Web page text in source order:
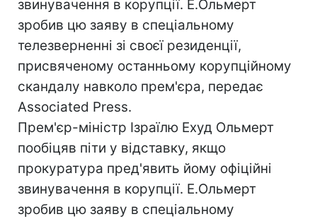
звинувачення в корупції. Е.Ольмерт
зробив цю заяву в спеціальному
телезверненні зі своєї резиденції,
присвяченому останньому корупційному
скандалу навколо прем'єра, передає
Associated Press.
Прем'єр-міністр Ізраїлю Ехуд Ольмерт
пообіцяв піти у відставку, якщо
прокуратура пред'явить йому офіційні
звинувачення в корупції. Е.Ольмерт
зробив цю заяву в спеціальному